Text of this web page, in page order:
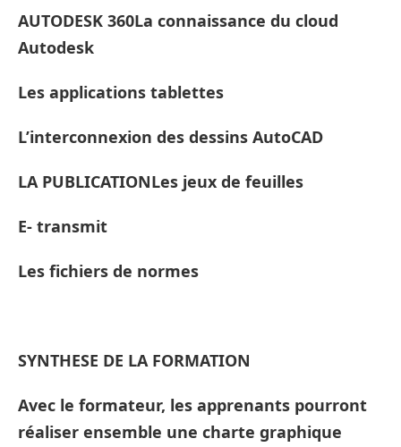
AUTODESK 360La connaissance du cloud
Autodesk
Les applications tablettes
L’interconnexion des dessins AutoCAD
LA PUBLICATIONLes jeux de feuilles
E- transmit
Les fichiers de normes
SYNTHESE DE LA FORMATION
Avec le formateur, les apprenants pourront
réaliser ensemble une charte graphique